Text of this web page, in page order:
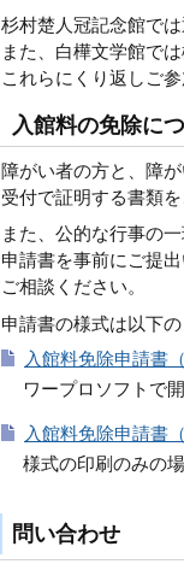
杉村楚人冠記念館で
また、白樺文学館で
これらにくり返しご
入館料の免除に
障がい者の方と、障
受付で証明する書類
また、公的な行事の
申請書を事前にご提
ご相談ください。
申請書の様式は以下
入館料免除申請書
ワープロソフトで
入館料免除申請書
様式の印刷のみの
問い合わせ